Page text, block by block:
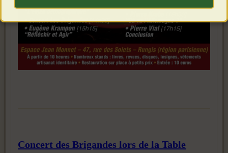
Concert des Brigandes lors de la Table